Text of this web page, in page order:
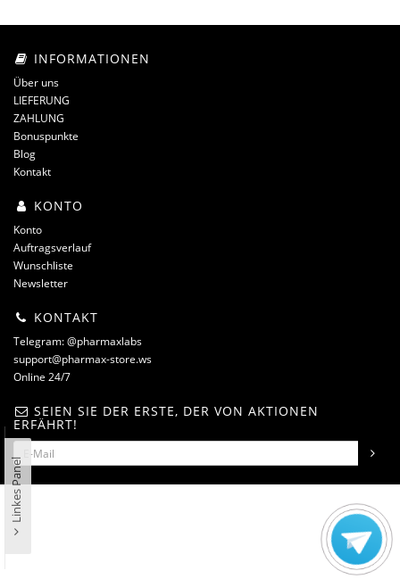
INFORMATIONEN
Über uns
LIEFERUNG
ZAHLUNG
Bonuspunkte
Blog
Kontakt
KONTO
Konto
Auftragsverlauf
Wunschliste
Newsletter
KONTAKT
Telegram: @pharmaxlabs
support@pharmax-store.ws
Online 24/7
SEIEN SIE DER ERSTE, DER VON AKTIONEN
ERFÄHRT!
Linkes Panel